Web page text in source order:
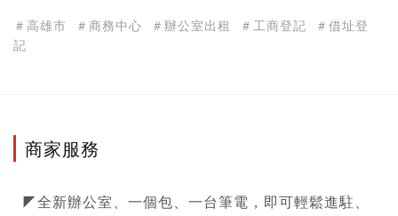
＃高雄市 ＃商務中心 ＃辦公室出租 ＃工商登記
＃借址登
記
商家服務
◤全新辦公室、一個包、一台筆電，即可輕鬆進駐、